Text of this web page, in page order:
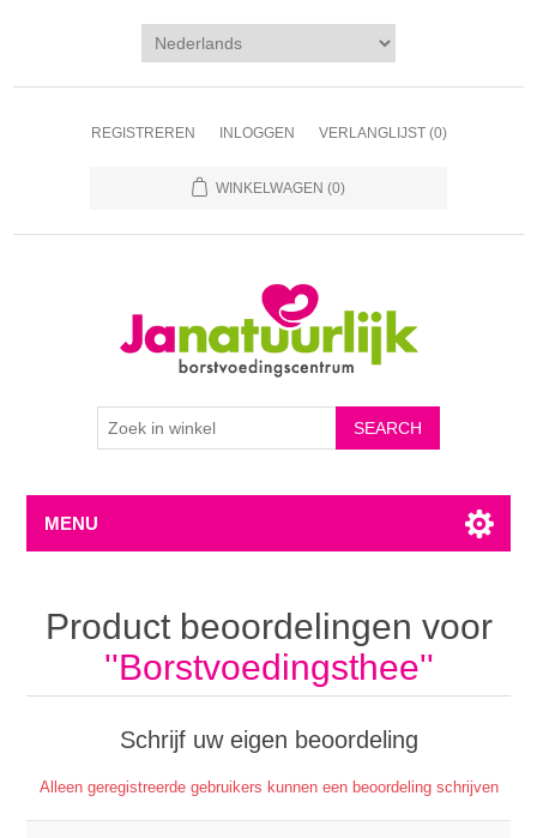
REGISTREREN INLOGGEN VERLANGLIJST (0)
WINKELWAGEN (0)
MENU
Product beoordelingen voor
Borstvoedingsthee
Schrijf uw eigen beoordeling
Alleen geregistreerde gebruikers kunnen een beoordeling schrijven